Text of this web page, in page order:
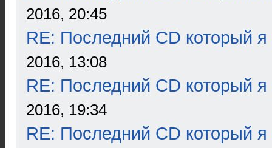
2016, 20:45
RE: Последний CD который я
2016, 13:08
RE: Последний CD который я
2016, 19:34
RE: Последний CD который я